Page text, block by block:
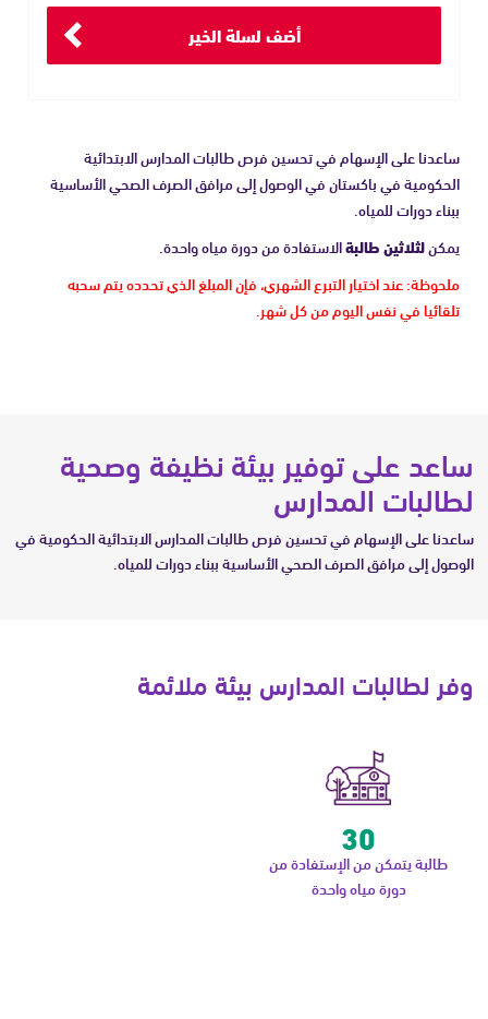
ساعدنا على الإسهام في تحسين فرص طالبات المدارس الابتدائية
الحكومية في باكستان في الوصول إلى مرافق الصرف الصحي الأساسية
ببناء دورات للمياه.
يمكنلثلاثين طالبةالاستفادة من دورة مياه واحدة.
ملحوظة: عند اختيار التبرع الشهري، فإن المبلغ الذي تحدده يتم سحبه
تلقائيا في نفس اليوم من كل شهر.
أضف لسلة الخير
ساعد على توفير بيئة نظيفة وصحية
لطالبات المدارس
ساعدنا على الإسهام في تحسين فرص طالبات المدارس الابتدائية الحكومية في
الوصول إلى مرافق الصرف الصحي الأساسية ببناء دورات للمياه.
وفر لطالبات المدارس بيئة ملائمة
30
طالبة يتمكن من الإستفادة من
دورة مياه واحدة